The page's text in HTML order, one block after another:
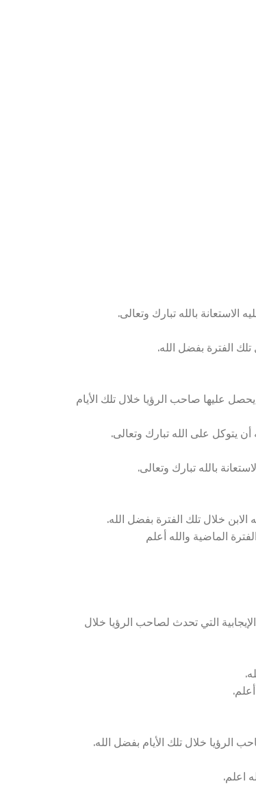
بالله تبارك وتعالى.
الفترة بفضل الله.
عليها صاحب الرؤيا خلال تلك الأيام
يتوكل على الله تبارك وتعالى.
بالله تبارك وتعالى.
خلال تلك الفترة بفضل الله.
الماضية والله أعلم
التي تحدث لصاحب الرؤيا خلال
خلال تلك الأيام بفضل الله.
اعلم.